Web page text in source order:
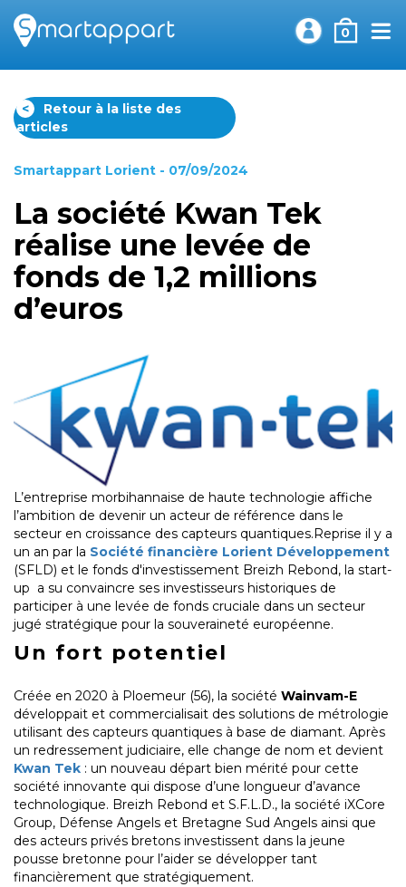
0
<
Retour à la liste des
articles
Smartappart Lorient - 07/09/2024
La société Kwan Tek
réalise une levée de
fonds de 1,2 millions
d’euros
L’entreprise morbihannaise de haute technologie affiche
l’ambition de devenir un acteur de référence dans le
secteur en croissance des capteurs quantiques.Reprise il y a
un an par la Société financière Lorient Développement
(SFLD) et le fonds d'investissement Breizh Rebond, la start-
up a su convaincre ses investisseurs historiques de
participer à une levée de fonds cruciale dans un secteur
jugé stratégique pour la souveraineté européenne.
Un fort potentiel
Créée en 2020 à Ploemeur (56), la société Wainvam-E
développait et commercialisait des solutions de métrologie
utilisant des capteurs quantiques à base de diamant. Après
un redressement judiciaire, elle change de nom et devient
Kwan Tek : un nouveau départ bien mérité pour cette
société innovante qui dispose d’une longueur d’avance
technologique. Breizh Rebond et S.F.L.D., la société iXCore
Group, Défense Angels et Bretagne Sud Angels ainsi que
des acteurs privés bretons investissent dans la jeune
pousse bretonne pour l’aider se développer tant
financièrement que stratégiquement.